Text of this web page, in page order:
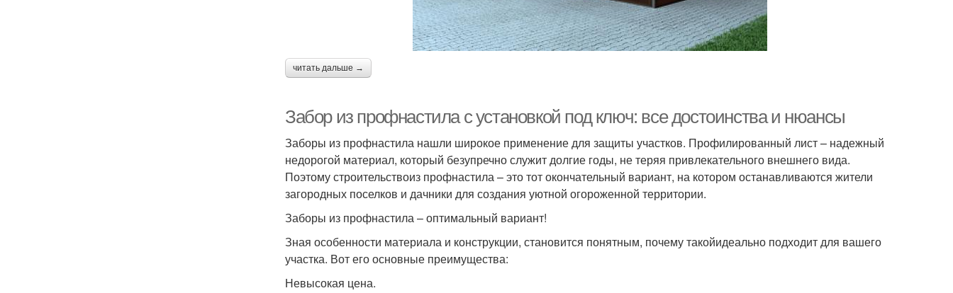
читать дальше →
Забор из профнастила с установкой под ключ: все достоинства и нюансы
Заборы из профнастила нашли широкое применение для защиты участков. Профилированный лист – надежный
недорогой материал, который безупречно служит долгие годы, не теряя привлекательного внешнего вида.
Поэтому строительствоиз профнастила – это тот окончательный вариант, на котором останавливаются жители
загородных поселков и дачники для создания уютной огороженной территории.
Заборы из профнастила – оптимальный вариант!
Зная особенности материала и конструкции, становится понятным, почему такойидеально подходит для вашего
участка. Вот его основные преимущества:
Невысокая цена.